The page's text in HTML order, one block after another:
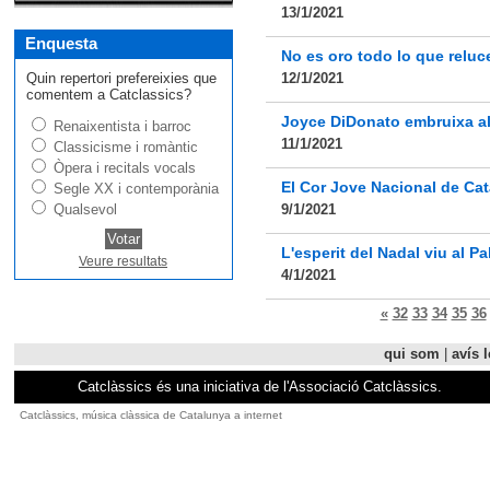
Enquesta
Quin repertori prefereixies que
comentem a Catclassics?
Renaixentista i barroc
Classicisme i romàntic
Òpera i recitals vocals
Segle XX i contemporània
Qualsevol
Veure resultats
13/1/2021
No es oro todo lo que
12/1/2021
Joyce DiDonato embruixa
11/1/2021
El Cor Jove Nacional de
9/1/2021
L'esperit del Nadal viu al
4/1/2021
« 32 33 34 35 36
qui som
avís
Catclàssics és una iniciativa de l'Associació Catclàssics.
Catclàssics, música clàssica de Catalunya a internet